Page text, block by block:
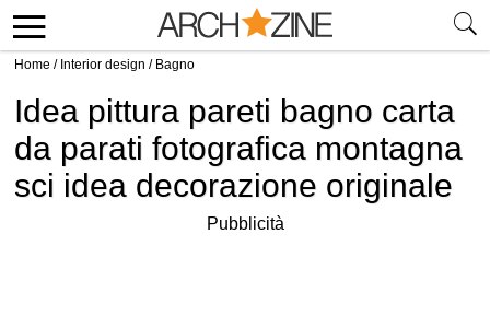
Home / Interior design / Bagno
Idea pittura pareti bagno carta
da parati fotografica montagna
sci idea decorazione originale
Pubblicità